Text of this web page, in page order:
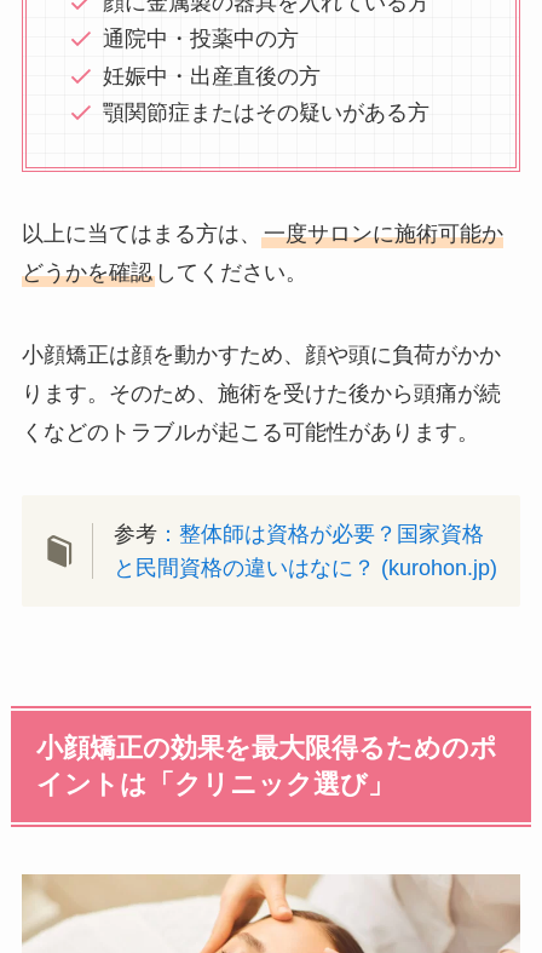
通院中・投薬中の方
妊娠中・出産直後の方
顎関節症またはその疑いがある方
以上に当てはまる方は、 一度サロンに施術可能か
どうかを確認してください。
小顔矯正は顔を動かすため、顔や頭に負荷がかか
ります。そのため、施術を受けた後から頭痛が続
くなどのトラブルが起こる可能性があります。
参考 ：整体師は資格が必要？国家資格
と民間資格の違いはなに？ (kurohon.jp)
小顔矯正の効果を最大限得るためのポ
イントは「クリニック選び」